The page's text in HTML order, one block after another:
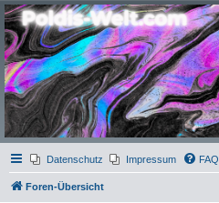
Poldis-Welt.com
Das Forum für Jeans, Sportswear, grosse
Datenschutz Impressum FAQ
Foren-Übersicht